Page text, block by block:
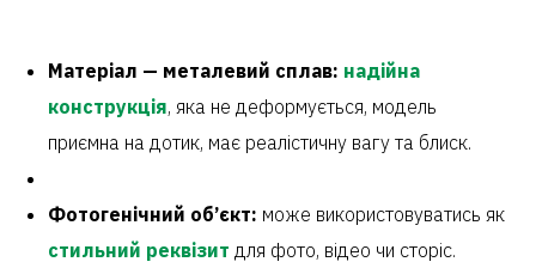
Матеріал — металевий сплав: надійна
конструкція, яка не деформується, модель
приємна на дотик, має реалістичну вагу та блиск.
Фотогенічний об’єкт: може використовуватись як
стильний реквізит для фото, відео чи сторіс.